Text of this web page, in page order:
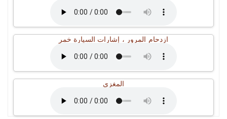
ازدحام المرور ، إشارات السيارة خمر
المغزى